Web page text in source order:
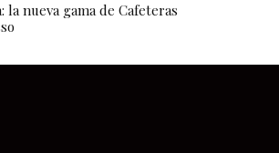
la nueva gama de Cafeteras